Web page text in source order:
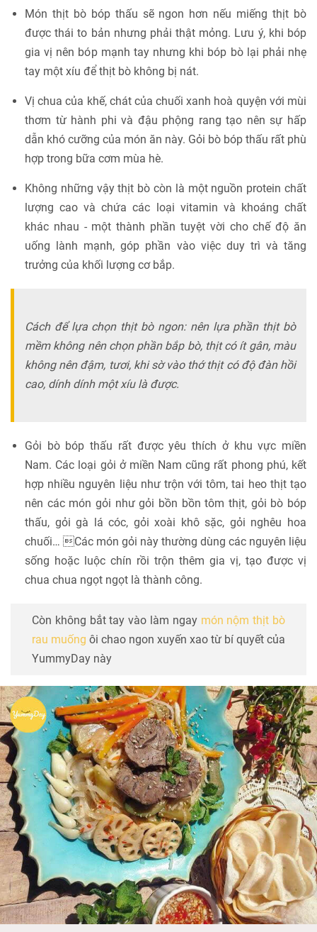
Món thịt bò bóp thấu sẽ ngon hơn nếu miếng thịt bò
được thái to bản nhưng phải thật mỏng. Lưu ý, khi bóp
gia vị nên bóp mạnh tay nhưng khi bóp bò lại phải nhẹ
tay một xíu để thịt bò không bị nát.
Vị chua của khế, chát của chuối xanh hoà quyện với mùi
thơm từ hành phi và đậu phộng rang tạo nên sự hấp
dẫn khó cưỡng của món ăn này. Gỏi bò bóp thấu rất phù
hợp trong bữa cơm mùa hè.
Không những vậy thịt bò còn là một nguồn protein chất
lượng cao và chứa các loại vitamin và khoáng chất
khác nhau - một thành phần tuyệt vời cho chế độ ăn
uống lành mạnh, góp phần vào việc duy trì và tăng
trưởng của khối lượng cơ bắp.
Cách để lựa chọn thịt bò ngon: nên lựa phần thịt bò
mềm không nên chọn phần bắp bò, thịt có ít gân, màu
không nên đậm, tươi, khi sờ vào thớ thịt có độ đàn hồi
cao, dính dính một xíu là được.
Gỏi bò bóp thấu rất được yêu thích ở khu vực miền
Nam. Các loại gỏi ở miền Nam cũng rất phong phú, kết
hợp nhiều nguyên liệu như trộn với tôm, tai heo thịt tạo
nên các món gỏi như gỏi bồn bồn tôm thịt, gỏi bò bóp
thấu, gỏi gà lá cóc, gỏi xoài khô sặc, gỏi nghêu hoa
chuối… Các món gỏi này thường dùng các nguyên liệu
sống hoặc luộc chín rồi trộn thêm gia vị, tạo được vị
chua chua ngọt ngọt là thành công.
Còn không bắt tay vào làm ngay món nộm thịt bò
rau muống ôi chao ngon xuyến xao từ bí quyết của
YummyDay này